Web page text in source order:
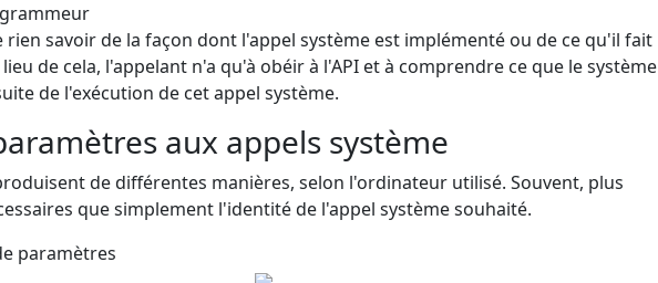
rien savoir de la façon dont l'appel système est implémenté ou de ce qu'il fait
de cela, l'appelant n'a qu'à obéir à l'API et à comprendre ce que le système
de l'exécution de cet appel système.
aux appels système
de différentes manières, selon l'ordinateur utilisé. Souvent, plus
que simplement l'identité de l'appel système souhaité.
paramètres